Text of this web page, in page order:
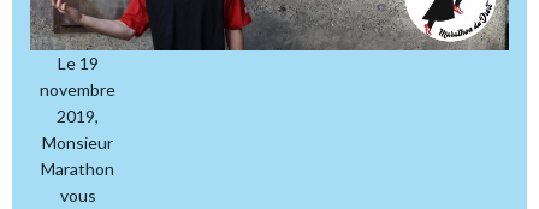
Le 19
novembre
2019,
Monsieur
Marathon
vous